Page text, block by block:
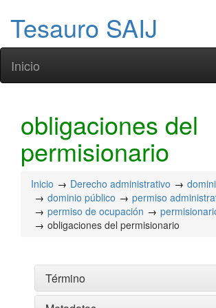
Tesauro SAIJ
Inicio
obligaciones del
permisionario
Inicio Derecho administrativo
dominio público
permiso
permiso de ocupación
obligaciones del permisionario
Término